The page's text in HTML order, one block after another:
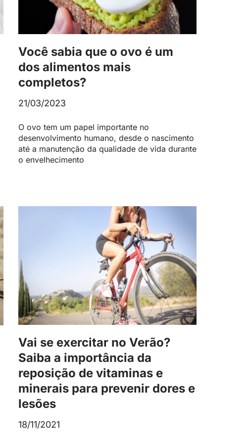
Você sabia que o ovo é um
dos alimentos mais
completos?
21/03/2023
O ovo tem um papel importante no
desenvolvimento humano, desde o nascimento
até a manutenção da qualidade de vida durante
o envelhecimento
Vai se exercitar no Verão?
Saiba a importância da
reposição de vitaminas e
minerais para prevenir dores e
lesões
18/11/2021